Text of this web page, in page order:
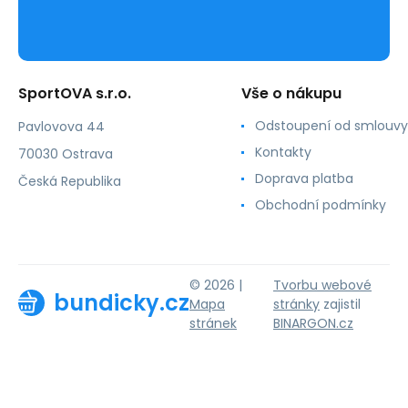
SportOVA s.r.o.
Pavlovova 44
70030 Ostrava
Česká Republika
Vše o nákupu
Odstoupení od smlouvy
Kontakty
Doprava platba
Obchodní podmínky
bundicky.cz
© 2026 |
Mapa
stránek
Tvorbu webové
stránky zajistil
BINARGON.cz